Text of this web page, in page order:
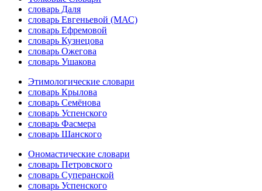
словарь Даля
словарь Евгеньевой (МАС)
словарь Ефремовой
словарь Кузнецова
словарь Ожегова
словарь Ушакова
Этимологические словари
словарь Крылова
словарь Семёнова
словарь Успенского
словарь Фасмера
словарь Шанского
Ономастические словари
словарь Петровского
словарь Суперанской
словарь Успенского